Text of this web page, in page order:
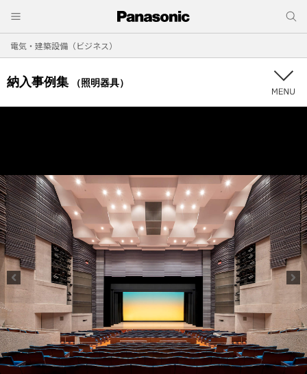
電気・建築設備（ビジネス）
納入事例集 （照明器具）